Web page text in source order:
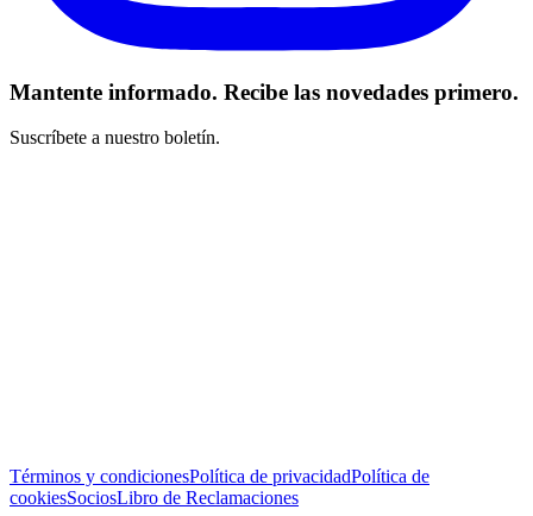
Mantente informado. Recibe las novedades primero.
Suscríbete a nuestro boletín.
Términos y condicionesPolítica de privacidadPolítica de
cookiesSociosLibro de Reclamaciones